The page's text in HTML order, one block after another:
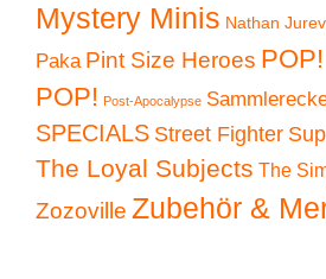
Mystery Minis Nathan
Paka Pint Size Heroes
POP! Post-Apocalypse
SPECIALS Street Fighter
The Loyal Subjects The
Zozoville Zubehör &